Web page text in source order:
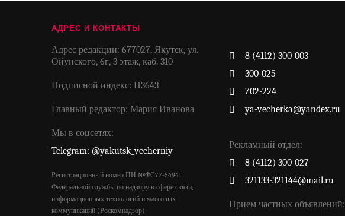
АДРЕС И КОНТАКТЫ
Адрес редакции: 677027, Якутск, ул.
Ойунского, 6г, 3 этаж, каб. 310
Подписной индекс: П3643
Главный редактор: Мария Иванова
Мы в соцсетях:
Telegram: @yakutsk_vecherniy
Регистрационный номер ПИ №ФС77-54941
Федеральной службы по надзору в сфере связи,
информационных технологий и массовых
коммуникаций (Роскомнадзор)
8 (4112) 300-003
300-025
702-224
ya-vecherka@yandex.ru
Рекламный отдел:
8 (4112) 300-027
321133-321144@mail.ru
Прием частных объявлений: